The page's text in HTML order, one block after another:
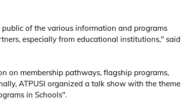
public of the various information and programs
especially from educational institutions," said
on membership pathways, flagship programs,
ATPUSI organized a talk show with the theme
in Schools".